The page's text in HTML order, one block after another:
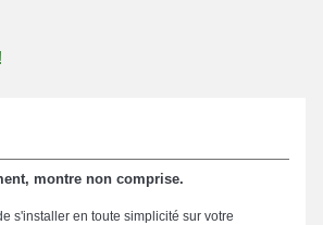
montre non comprise.
s'installer en toute simplicité sur votre